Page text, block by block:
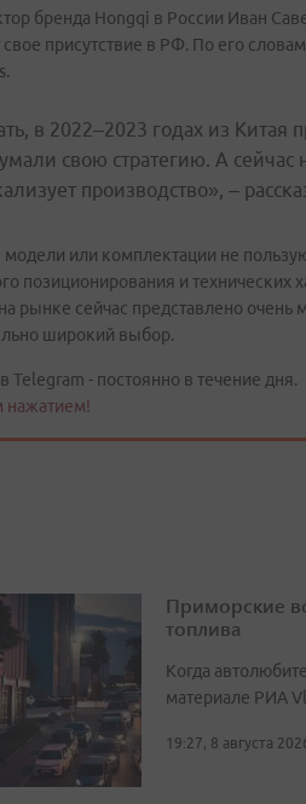
бренда Hongqi в России Иван
присутствие в РФ. По его
в 2022–2023 годах из
свою стратегию. А сейчас
производство», –
модели или комплектации не
позиционирования и
рынке сейчас представлено
широкий выбор.
Telegram - постоянно в течение дня.
нажатием!
Приморские
топлива
Когда
материале РИА
19:27, 8 августа